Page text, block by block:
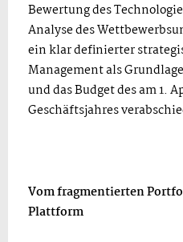
Bewertung des
Analyse des
ein klar definierter
Management als
und das Budget des am 1.
Geschäftsjahres
Vom fragmentierten
Plattform